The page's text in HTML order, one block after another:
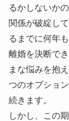
るかしないか
関係が破綻し
るまでに何年
離婚を決断で
まな悩みを抱
つのオプショ
続きます。
しかし、この